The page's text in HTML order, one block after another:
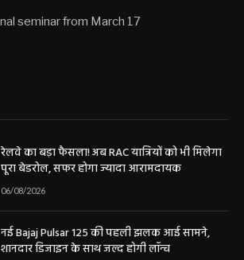
रेलवे का बड़ा फैसला! अब RAC यात्रियों को भी मिलेगा
पूरा बेडरोल, सफर होगा ज्यादा आरामदायक
06/08/2026
नई Bajaj Pulsar 125 की पहली झलक आई सामने,
शानदार डिजाइन के साथ जल्द होगी लॉन्च